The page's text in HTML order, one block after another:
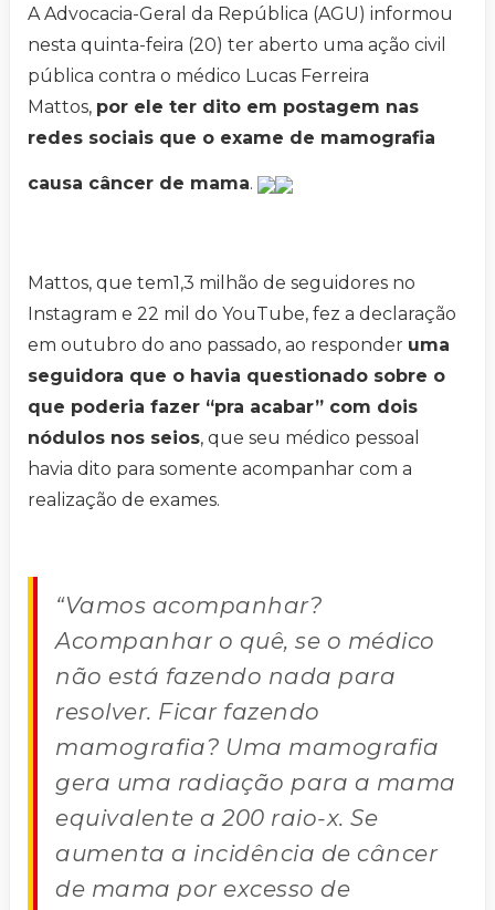
A Advocacia-Geral da República (AGU) informou
nesta quinta-feira (20) ter aberto uma ação civil
pública contra o médico Lucas Ferreira
Mattos, por ele ter dito em postagem nas
redes sociais que o exame de mamografia
causa câncer de mama.
Mattos, que tem1,3 milhão de seguidores no
Instagram e 22 mil do YouTube, fez a declaração
em outubro do ano passado, ao responder uma
seguidora que o havia questionado sobre o
que poderia fazer “pra acabar” com dois
nódulos nos seios, que seu médico pessoal
havia dito para somente acompanhar com a
realização de exames.
“Vamos acompanhar?
Acompanhar o quê, se o médico
não está fazendo nada para
resolver. Ficar fazendo
mamografia? Uma mamografia
gera uma radiação para a mama
equivalente a 200 raio-x. Se
aumenta a incidência de câncer
de mama por excesso de